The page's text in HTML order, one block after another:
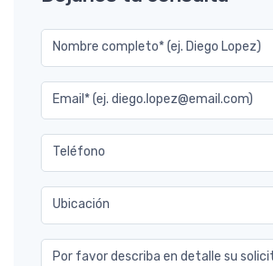
Nombre completo* (ej. Diego Lopez)
Email* (ej. diego.lopez@email.com)
Teléfono
Ubicación
Por favor describa en detalle su